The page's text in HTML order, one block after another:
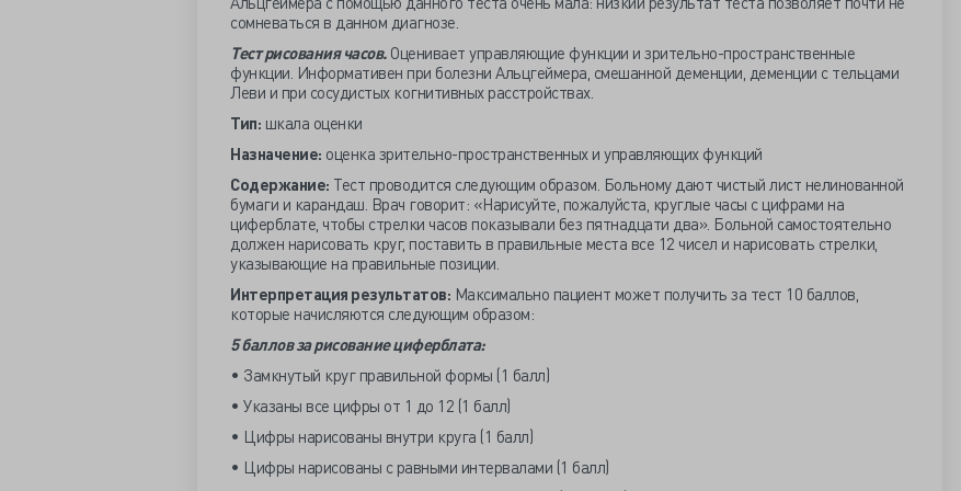
сомневаться в данном диагнозе.
Тест рисования часов. Оценивает управляющие функции и зрительно-пространственные
функции. Информативен при болезни Альцгеймера, смешанной деменции, деменции с тельцами
Леви и при сосудистых когнитивных расстройствах.
Тип: шкала оценки
Назначение: оценка зрительно-пространственных и управляющих функций
Содержание: Тест проводится следующим образом. Больному дают чистый лист нелинованной
бумаги и карандаш. Врач говорит: «Нарисуйте, пожалуйста, круглые часы с цифрами на
циферблате, чтобы стрелки часов показывали без пятнадцати два». Больной самостоятельно
должен нарисовать круг, поставить в правильные места все 12 чисел и нарисовать стрелки,
указывающие на правильные позиции.
Интерпретация результатов: Максимально пациент может получить за тест 10 баллов,
которые начисляются следующим образом:
5 баллов за рисование циферблата:
• Замкнутый круг правильной формы (1 балл)
• Указаны все цифры от 1 до 12 (1 балл)
• Цифры нарисованы внутри круга (1 балл)
• Цифры нарисованы с равными интервалами (1 балл)